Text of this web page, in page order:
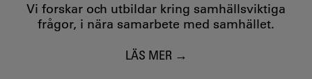
Vi forskar och utbildar kring samhällsviktiga
frågor, i nära samarbete med samhället.
LÄS MER